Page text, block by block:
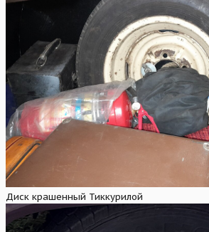
Диск крашенный Тиккурилой